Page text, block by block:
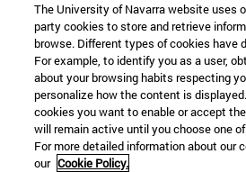
The University of Navarra website uses
party cookies to store and retrieve
browse. Different types of cookies have
For example, to identify you as a user,
about your browsing habits respecting
personalize how the content is
cookies you want to enable or accept
will remain active until you choose one
For more detailed information about our
our Cookie Policy.